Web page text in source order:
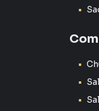
fácil
O